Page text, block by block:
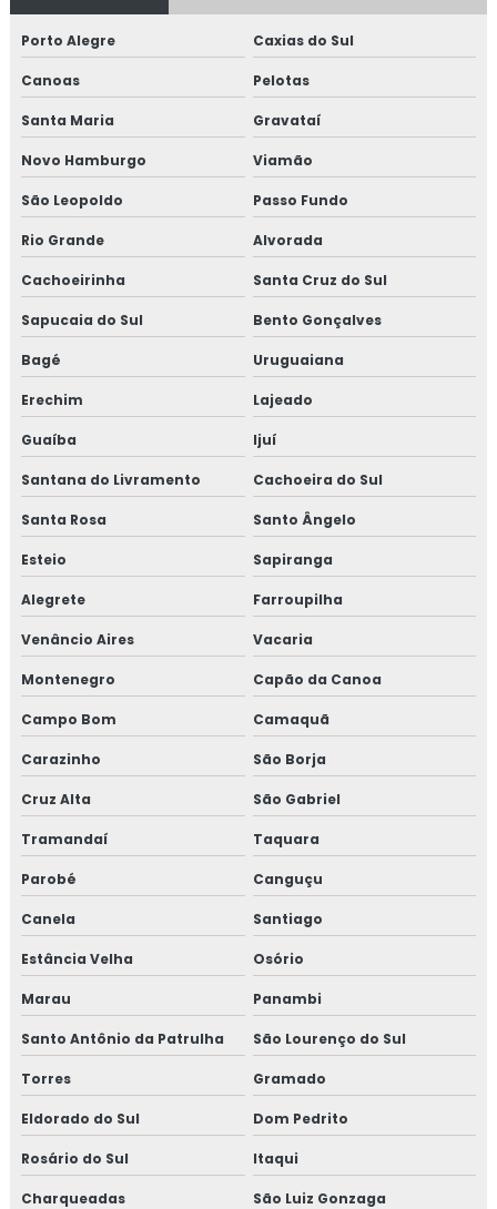
Disco de arado com borda e tampa
Empresas forno industrial
Espeto de churrasco grande
Espeto de churrasco inox
Espeto de costelão
Espeto duplo
Espeto em inox
Espeto inox para churrasco
Espeto simples
Fábrica de churrasqueira
Fábrica de churrasqueira e fogão a lenha
Fábrica de churrasqueira inox
Fábrica de lareiras a lenha
Fabricante de churrasqueiras inox
Fabricante de fogareiro
Fabricante de fogareiro a gás
Fabricante de forno
Fabricante de fornos de lenha
Fabricante de lareira
Fogão campeiro de canto com forno
Fogão campeiro moderno
Fogão campestre chapa de alumínio preto
Fogão campestre chapa de ferro
Fogão com gabinete
Porto Alegre Caxias do Sul
Canoas Pelotas
Santa Maria Gravataí
Novo Hamburgo Viamão
São Leopoldo Passo Fundo
Rio Grande Alvorada
Cachoeirinha Santa Cruz do Sul
Sapucaia do Sul Bento Gonçalves
Bagé Uruguaiana
Erechim Lajeado
Guaíba Ijuí
Santana do Livramento Cachoeira do Sul
Santa Rosa Santo Ângelo
Esteio Sapiranga
Alegrete Farroupilha
Venâncio Aires Vacaria
Montenegro Capão da Canoa
Campo Bom Camaquã
Carazinho São Borja
Cruz Alta São Gabriel
Tramandaí Taquara
Parobé Canguçu
Canela Santiago
Estância Velha Osório
Marau Panambi
Santo Antônio da Patrulha São Lourenço do Sul
Torres Gramado
Eldorado do Sul Dom Pedrito
Rosário do Sul Itaqui
Charqueadas São Luiz Gonzaga